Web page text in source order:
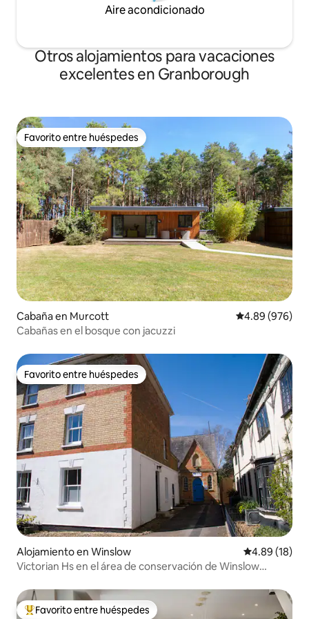
Aire acondicionado
Otros alojamientos para vacaciones
excelentes en Granborough
Favorito entre huéspedes
Favorito entre huéspedes
Cabaña en Murcott Calificación
4.89 (976)
Cabañas en el bosque con jacuzzi
Favorito entre huéspedes
Favorito entre huéspedes
Alojamiento en Winslow Calificación
4.89 (18)
Victorian Hs en el área de conservación de Winslow
Favorito entre huéspedes preferido
Favorito entre huéspedes